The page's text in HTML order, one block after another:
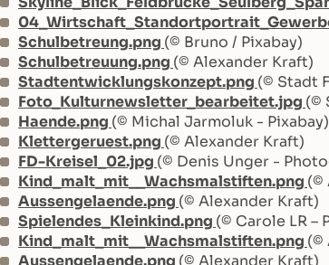
Schulbetreung.png (© Bruno / Pixabay)
Schulbetreuung.png (© Alexander Kraft)
Stadtentwicklungskonzept.png (© Stadt
Foto_Kulturnewsletter_bearbeitet.jpg (©
Haende.png (© Michal Jarmoluk - Pixabay)
Klettergeruest.png (© Alexander Kraft)
FD-Kreisel_02.jpg (© Denis Unger -
Kind_malt_mit__Wachsmalstiften.png (©
Aussengelaende.png (© Alexander Kraft)
Spielendes_Kleinkind.png (© Carole LR –
Kind_malt_mit__Wachsmalstiften.png (©
Aussengelaende.png (© Alexander Kraft)